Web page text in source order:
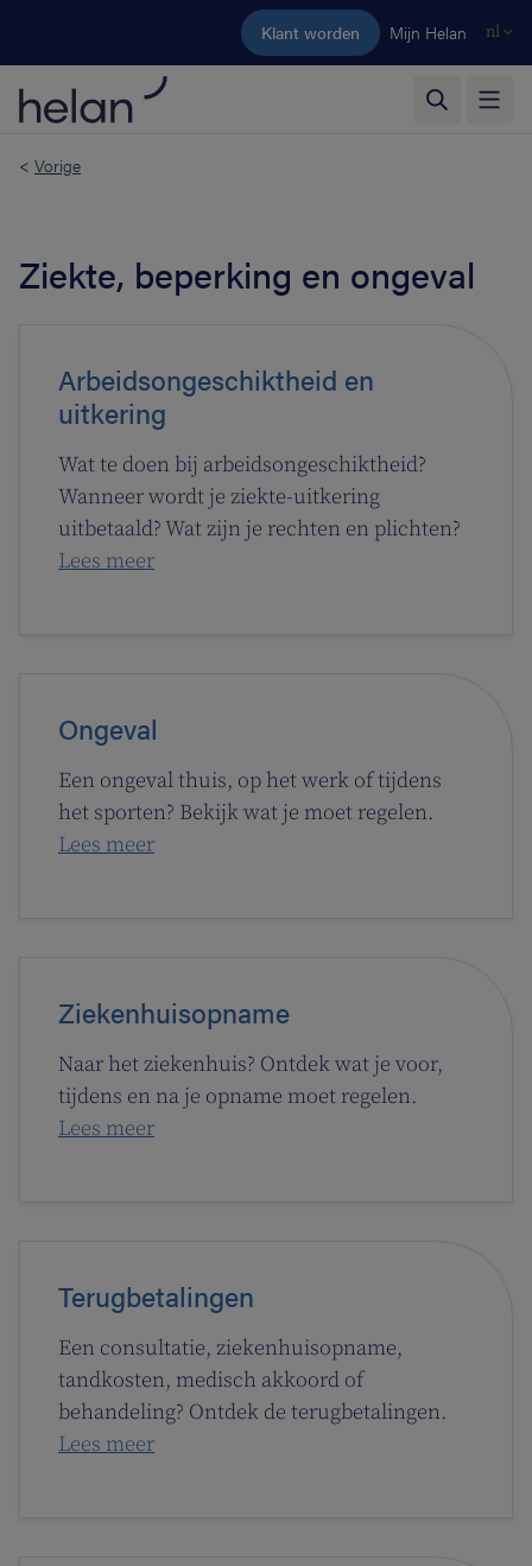
Ga naar de hoofdinhoud
Klant worden Mijn Helan nl
< Vorige
Ziekte, beperking en ongeval
Arbeidsongeschiktheid en
uitkering
Wat te doen bij arbeidsongeschiktheid?
Wanneer wordt je ziekte-uitkering
uitbetaald? Wat zijn je rechten en plichten?
Lees meer
Ongeval
Een ongeval thuis, op het werk of tijdens
het sporten? Bekijk wat je moet regelen.
Lees meer
Ziekenhuisopname
Naar het ziekenhuis? Ontdek wat je voor,
tijdens en na je opname moet regelen.
Lees meer
Terugbetalingen
Een consultatie, ziekenhuisopname,
tandkosten, medisch akkoord of
behandeling? Ontdek de terugbetalingen.
Lees meer